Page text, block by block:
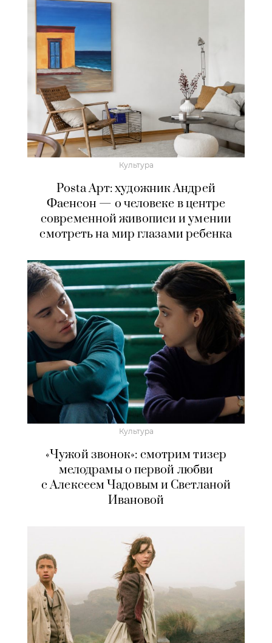
Культура
Posta Арт: художник Андрей
Фаенсон — о человеке в центре
современной живописи и умении
смотреть на мир глазами ребенка
Культура
«Чужой звонок»: смотрим тизер
мелодрамы о первой любви
с Алексеем Чадовым и Светланой
Ивановой